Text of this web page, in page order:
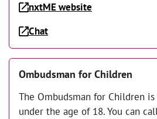
nxtME website
Chat
Ombudsman for Children
The Ombudsman for Children
under the age of 18. You can